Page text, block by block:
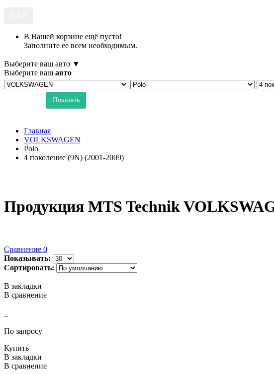
В Вашей корзине ещё пусто!
Заполните ее всем необходимым.
Выберите ваш авто ▼
Выберите ваш авто
Показать
Главная
VOLKSWAGEN
Polo
4 поколение (9N) (2001-2009)
Продукция MTS Technik
Сравнение 0
Показывать:
Сортировать:
В закладки
В сравнение
..
По запросу
Купить
В закладки
В сравнение